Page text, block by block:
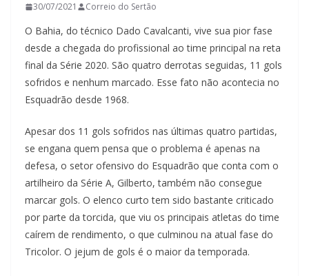
30/07/2021 Correio do Sertão
O Bahia, do técnico Dado Cavalcanti, vive sua pior fase
desde a chegada do profissional ao time principal na reta
final da Série 2020. São quatro derrotas seguidas, 11 gols
sofridos e nenhum marcado. Esse fato não acontecia no
Esquadrão desde 1968.
Apesar dos 11 gols sofridos nas últimas quatro partidas,
se engana quem pensa que o problema é apenas na
defesa, o setor ofensivo do Esquadrão que conta com o
artilheiro da Série A, Gilberto, também não consegue
marcar gols. O elenco curto tem sido bastante criticado
por parte da torcida, que viu os principais atletas do time
caírem de rendimento, o que culminou na atual fase do
Tricolor. O jejum de gols é o maior da temporada.